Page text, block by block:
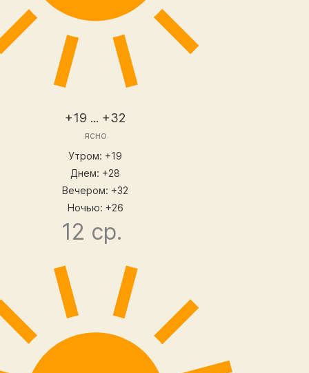
+19 ... +32
ясно
Утром: +19
Днем: +28
Вечером: +32
Ночью: +26
12 ср.